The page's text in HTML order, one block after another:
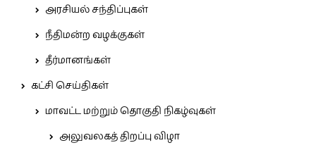
அரசியல் சந்திப்புகள்
நீதிமன்ற வழக்குகள்
தீர்மானங்கள்
கட்சி செய்திகள்
மாவட்ட மற்றும் தொகுதி நிகழ்வுகள்
அலுவலகத் திறப்பு விழா